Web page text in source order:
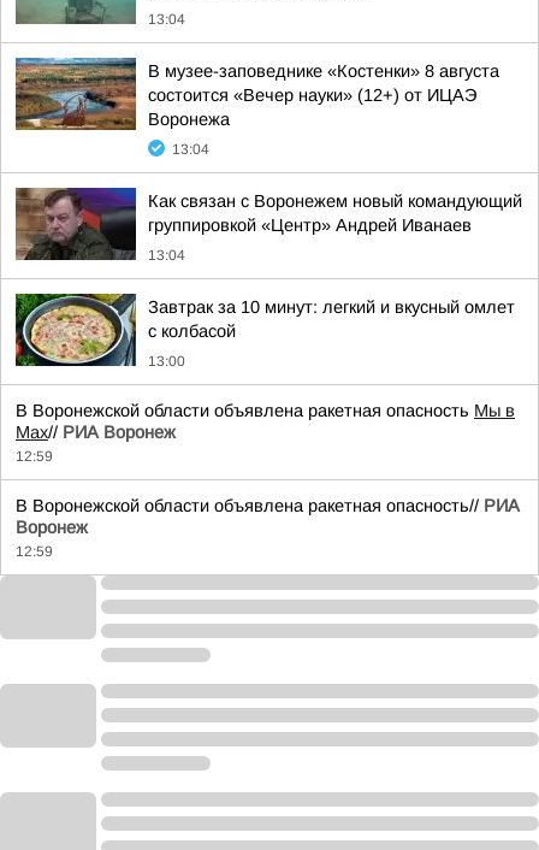
13:04
В музее-заповеднике «Костенки» 8 августа
состоится «Вечер науки» (12+) от ИЦАЭ
Воронежа
13:04
Как связан с Воронежем новый командующий
группировкой «Центр» Андрей Иванаев
13:04
Завтрак за 10 минут: легкий и вкусный омлет
с колбасой
13:00
В Воронежской области объявлена ракетная опасность Мы в
Мах// РИА Воронеж
12:59
В Воронежской области объявлена ракетная опасность// РИА
Воронеж
12:59